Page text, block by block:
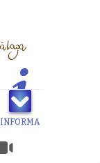
INFORMA